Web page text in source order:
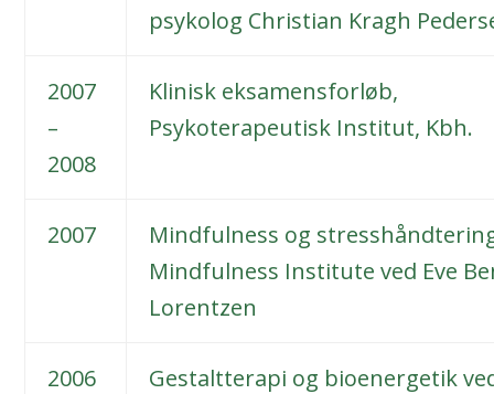
psykolog Christian Kragh
2007
–
2008
Klinisk eksamensforløb,
Psykoterapeutisk Institut, Kbh.
2007
Mindfulness og
Mindfulness Institute ved Eve
Lorentzen
2006
Gestaltterapi og bioenergetik